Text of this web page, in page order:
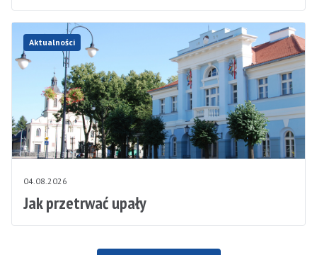
Aktualności
04.08.2026
Jak przetrwać upały